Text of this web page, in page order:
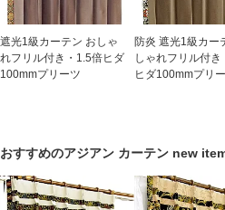
遮光1級カーテン おしゃ
れフリル付き・1.5倍ヒダ
100mmプリーツ
防炎 遮光1級カー
しゃれフリル付き
ヒダ100mmプリ
おすすめのアジアン カーテン new